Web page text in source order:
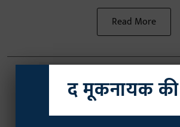
Read More
द मूकनायक